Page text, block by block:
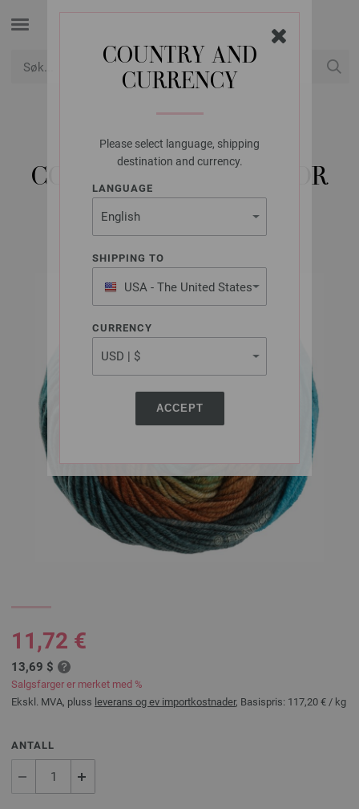
COUNTRY AND
CURRENCY
Please select language, shipping
destination and currency.
LANGUAGE
SHIPPING TO
USA - The United States
of America
CURRENCY
ACCEPT
LANA GROSSA
COOL WOOL BIG COLOR
11,72 €
13,69 $
Salgsfarger er merket med %
Ekskl. MVA, pluss leverans og ev importkostnader, Basispris: 117,20 € / kg
ANTALL